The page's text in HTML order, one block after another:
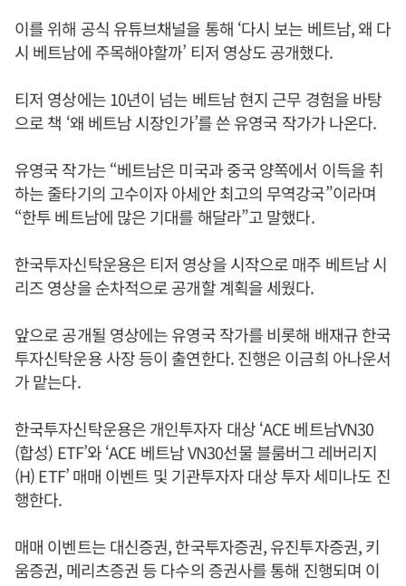
이를 위해 공식 유튜브채널을 통해 ‘다시 보는 베트남, 왜 다
시 베트남에 주목해야할까’ 티저 영상도 공개했다.
티저 영상에는 10년이 넘는 베트남 현지 근무 경험을 바탕
으로 책 ‘왜 베트남 시장인가’를 쓴 유영국 작가가 나온다.
유영국 작가는 “베트남은 미국과 중국 양쪽에서 이득을 취
하는 줄타기의 고수이자 아세안 최고의 무역강국”이라며
“한투 베트남에 많은 기대를 해달라”고 말했다.
한국투자신탁운용은 티저 영상을 시작으로 매주 베트남 시
리즈 영상을 순차적으로 공개할 계획을 세웠다.
앞으로 공개될 영상에는 유영국 작가를 비롯해 배재규 한국
투자신탁운용 사장 등이 출연한다. 진행은 이금희 아나운서
가 맡는다.
한국투자신탁운용은 개인투자자 대상 ‘ACE 베트남VN30
(합성) ETF’와 ‘ACE 베트남 VN30선물 블룸버그 레버리지
(H) ETF’ 매매 이벤트 및 기관투자자 대상 투자 세미나도 진
행한다.
매매 이벤트는 대신증권, 한국투자증권, 유진투자증권, 키
움증권, 메리츠증권 등 다수의 증권사를 통해 진행되며 이